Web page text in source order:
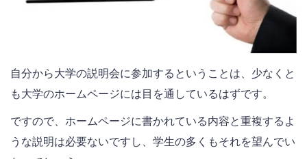
自分から大学の説明会に参加するということは、少なくと
も大学のホームページには目を通しているはずです。
ですので、ホームページに書かれている内容と重複するよ
うな説明は必要ないですし、学生の多くもそれを望んでい